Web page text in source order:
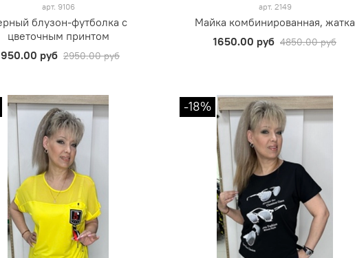
арт. 9106
блузон-футболка с
цветочным принтом
руб 2950.00 руб
арт. 2149
Майка комбинированная, жатка
1650.00 руб 4850.00 руб
-18%